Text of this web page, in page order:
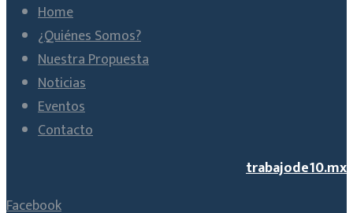
Home
¿Quiénes Somos?
Nuestra Propuesta
Noticias
Eventos
Contacto
trabajode10.mx
Facebook